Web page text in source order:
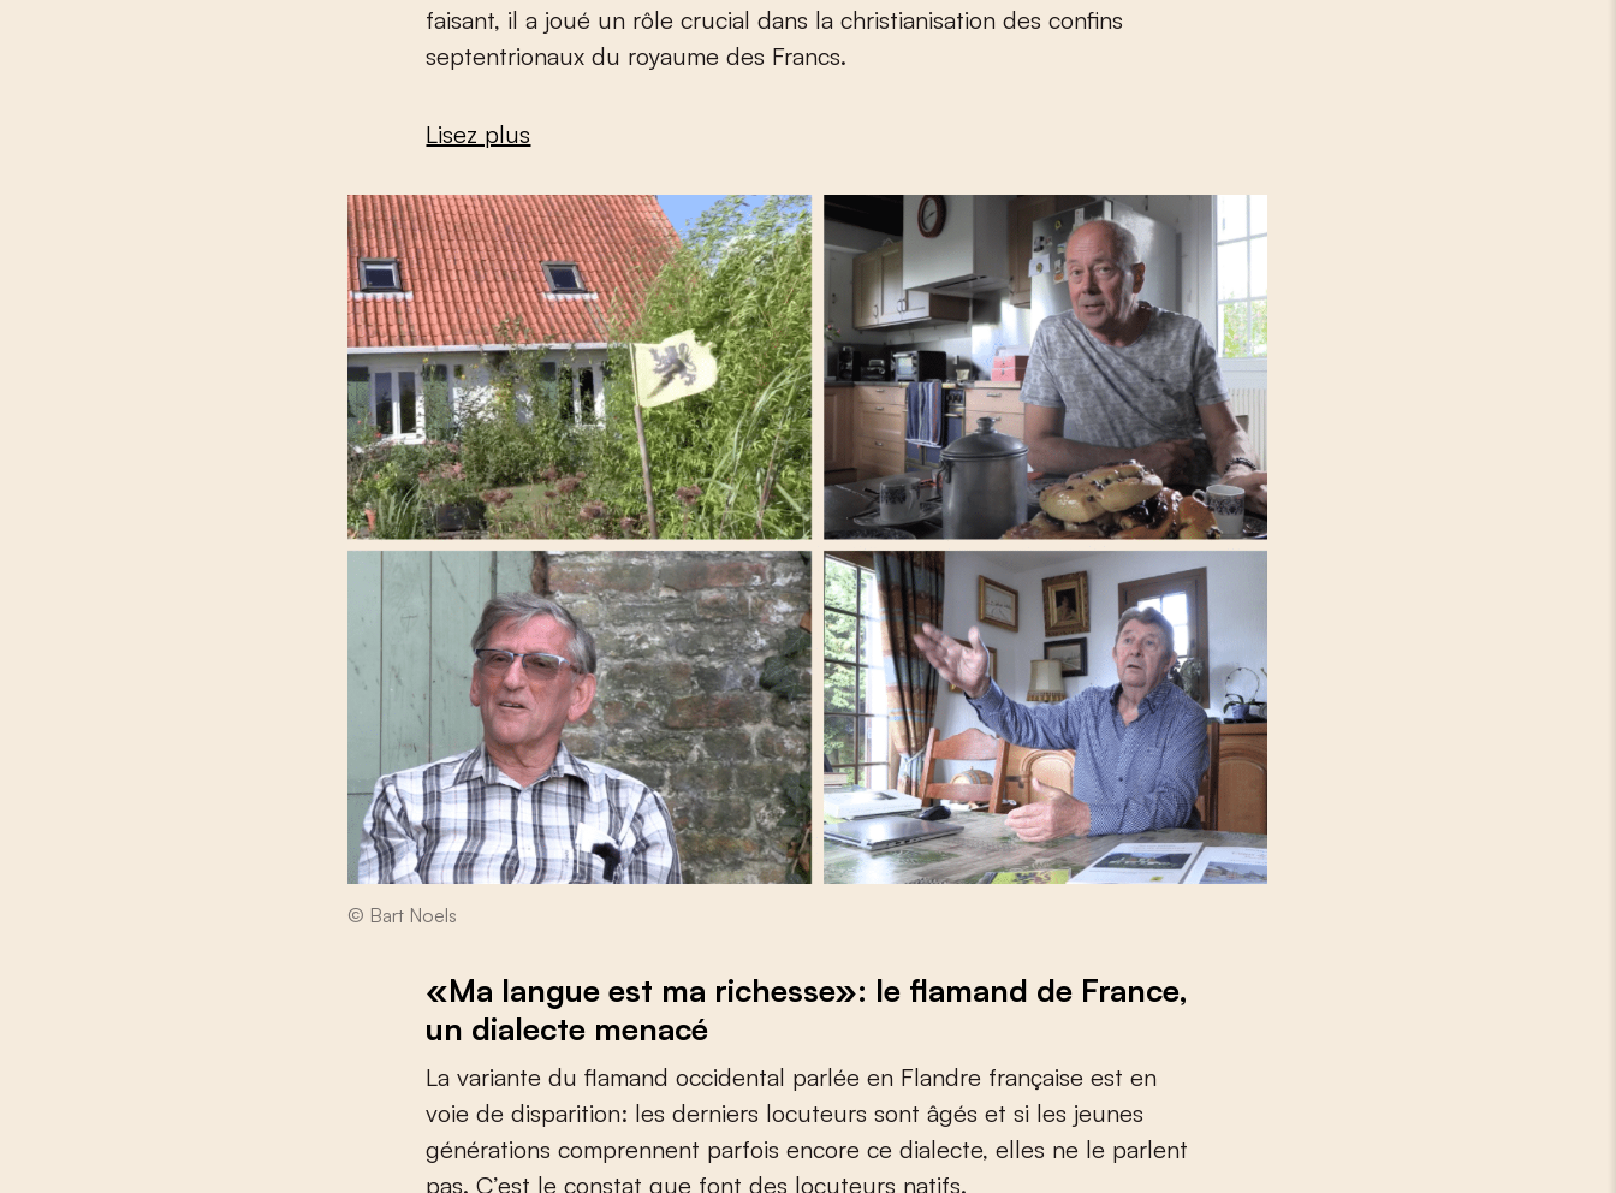
faisant, il a joué un rôle crucial dans la christianisation des confins
septentrionaux du royaume des Francs.
Lisez plus
© Bart Noels
«Ma langue est ma richesse»: le flamand de France,
un dialecte menacé
La variante du flamand occidental parlée en Flandre française est en
voie de disparition: les derniers locuteurs sont âgés et si les jeunes
générations comprennent parfois encore ce dialecte, elles ne le parlent
pas. C’est le constat que font des locuteurs natifs.